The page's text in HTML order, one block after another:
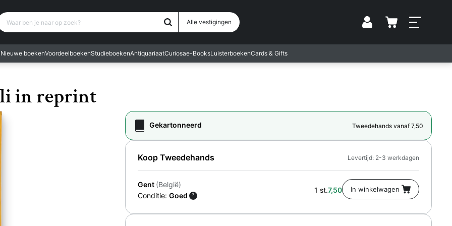
Alle vestigingen Vestiging
ben je naar op zoek?
Nieuwe boekenVoordeelboekenStudieboekenAntiquariaatCuriosae-BooksLuisterboekenCards & Gifts
in reprint
Gekartonneerd Tweedehands vanaf 7,50
Koop Tweedehands
Gent (België)
Conditie: Goed ?
1 st.7,50
Levertijd: 2-3 werkdagen